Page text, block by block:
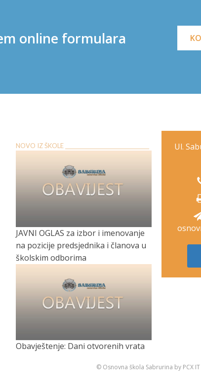
online formulara
NOVO IZ ŠKOLE __________________________________
JAVNI OGLAS za izbor i imenovanje
na pozicije predsjednika i članova u
školskim odborima
Obavještenje: Dani otvorenih vrata
Ul.
© Osnovna škola Sabrurina by PCX